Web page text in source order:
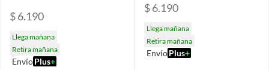
$ 6.190
Llega mañana
Retira mañana
EnvíoPlus+
$ 6.190
Llega mañana
Retira mañana
EnvíoPlus+